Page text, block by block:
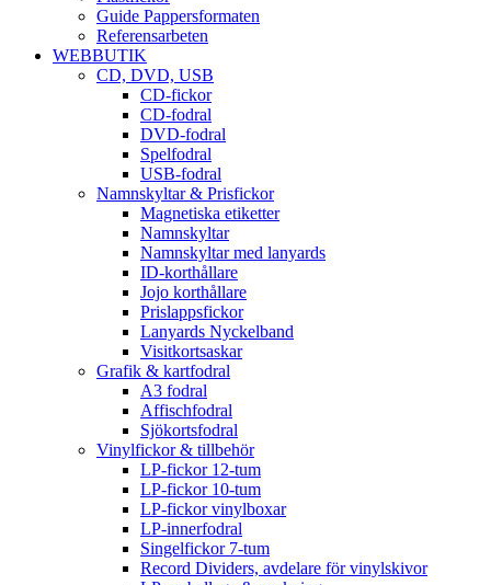
Guide Pappersformaten
Referensarbeten
WEBBUTIK
CD, DVD, USB
CD-fickor
CD-fodral
DVD-fodral
Spelfodral
USB-fodral
Namnskyltar & Prisfickor
Magnetiska etiketter
Namnskyltar
Namnskyltar med lanyards
ID-korthållare
Jojo korthållare
Prislappsfickor
Lanyards Nyckelband
Visitkortsaskar
Grafik & kartfodral
A3 fodral
Affischfodral
Sjökortsfodral
Vinylfickor & tillbehör
LP-fickor 12-tum
LP-fickor 10-tum
LP-fickor vinylboxar
LP-innerfodral
Singelfickor 7-tum
Record Dividers, avdelare för vinylskivor